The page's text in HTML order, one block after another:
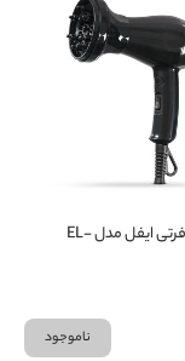
سشوار مسافرتی ایفل مدل EL-
ناموجود